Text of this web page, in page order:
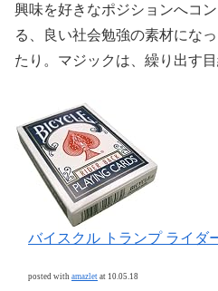
興味を好きなポジションへコ
る、良い社会勉強の素材にな
たり。マジックは、繰り出す
バイスクル トランプ ライダ
posted with amazlet at 10.05.18